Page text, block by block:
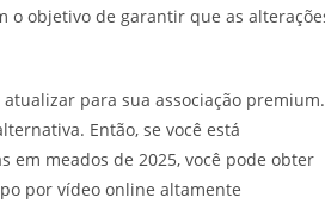
o objetivo de garantir que as
para sua associação premium.
Então, se você está
em meados de 2025, você pode obter
por vídeo online altamente